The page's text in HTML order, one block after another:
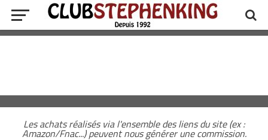
Les achats réalisés via l'ensemble des liens du site (ex :
Amazon/Fnac...) peuvent nous générer une commission.